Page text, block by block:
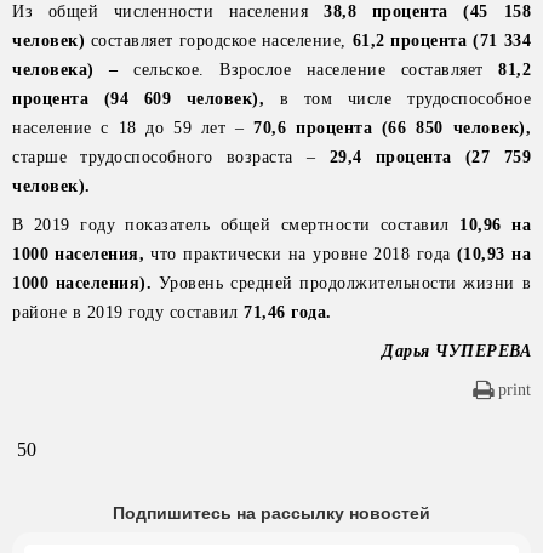
Из общей численности населения38,8 процента (45 158
человек) составляет городское население, 61,2 процента (71 334
человека)
– сельское. Взрослое население составляет 81,2
процента (94 609 человек), в том числе трудоспособное
население с 18 до 59 лет –70,6 процента (66 850 человек),
старше трудоспособного возраста – 29,4 процента (27 759
человек).
В 2019 году показатель общей смертности составил 10,96 на
1000 населения, что практически на уровне 2018 года (10,93 на
1000 населения). Уровень средней продолжительности жизни в
районе в 2019 году составил 71,46 года.
Дарья ЧУПЕРЕВА
print
50
Подпишитесь на рассылку новостей